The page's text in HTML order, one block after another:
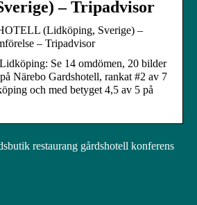
– Tripadvisor
(Lidköping, Sverige) –
– Tripadvisor
Se 14 omdömen, 20 bilder
Närebo Gardshotell, rankat #2 av 7
och med betyget 4,5 av 5 på
restaurang gårdshotell konferens